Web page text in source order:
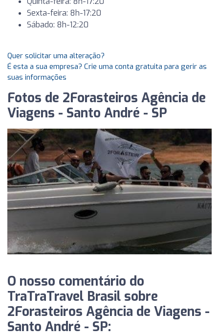
Sexta-feira: 8h-17:20
Sábado: 8h-12:20
Quer solicitar uma alteração?
É esta a sua empresa? Crie uma conta gratuita para gerir as
suas informações
Fotos de 2Forasteiros Agência de
Viagens - Santo André - SP
O nosso comentário do
TraTraTravel Brasil sobre
2Forasteiros Agência de Viagens -
Santo André - SP: